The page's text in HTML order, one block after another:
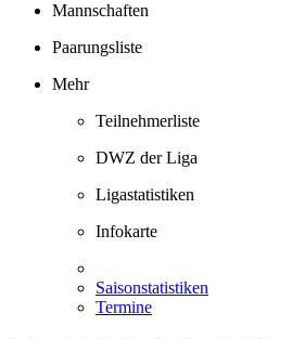
Mannschaften
Paarungsliste
Mehr
Teilnehmerliste
DWZ der Liga
Ligastatistiken
Infokarte
Saisonstatistiken
Termine